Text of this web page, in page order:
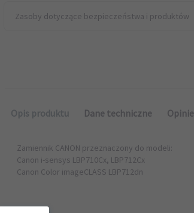
Zasoby dotyczące bezpieczeństwa i produktów
Opis produktu Dane techniczne
Zamiennik CANON przeznaczony do modeli:
Canon i-sensys LBP710Cx, LBP712Cx
Canon Color imageCLASS LBP712dn